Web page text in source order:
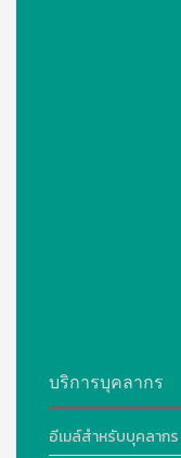
บริการบุคลากร
อีเมล์สำหรับบุคลากร